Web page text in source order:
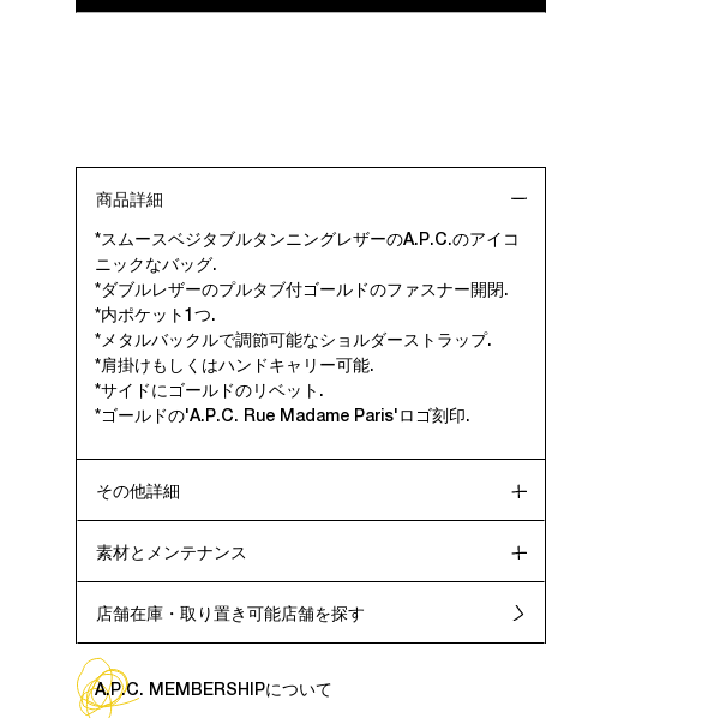
商品詳細
*スムースベジタブルタンニングレザーのA.P.C.のアイコ
ニックなバッグ.
*ダブルレザーのプルタブ付ゴールドのファスナー開閉.
*内ポケット1つ.
*メタルバックルで調節可能なショルダーストラップ.
*肩掛けもしくはハンドキャリー可能.
*サイドにゴールドのリベット.
*ゴールドの'A.P.C. Rue Madame Paris'ロゴ刻印.
その他詳細
素材とメンテナンス
店舗在庫・取り置き可能店舗を探す
A.P.C. MEMBERSHIPについて